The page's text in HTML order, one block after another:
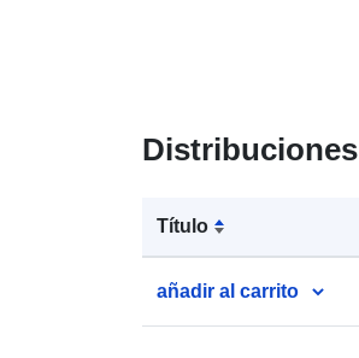
Distribuciones
Título
añadir al carrito